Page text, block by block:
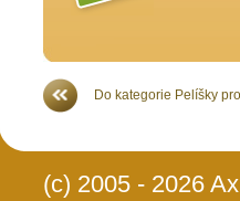
Do kategorie Pelíšky
(c) 2005 - 2026